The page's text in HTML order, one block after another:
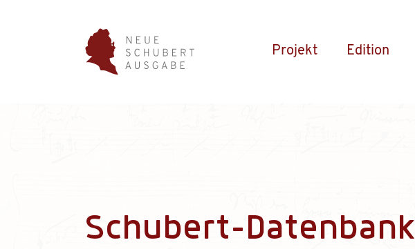
Projekt Edition
Schubert-Datenbank